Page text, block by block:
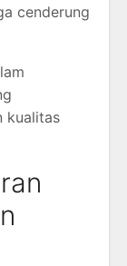
cenderung
kualitas